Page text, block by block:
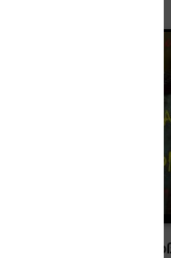
Vom Beta